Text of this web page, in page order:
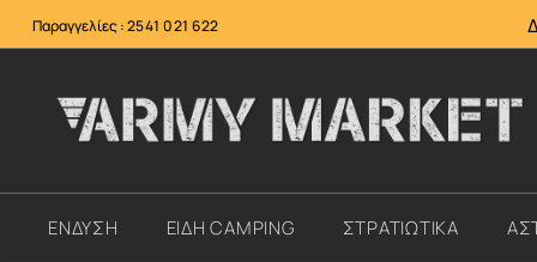
Παραγγελίες :2541 021 622
ΕΝΔΥΣΗ ΕΙΔΗ CAMPING ΣΤΡΑΤΙΩΤΙΚΑ